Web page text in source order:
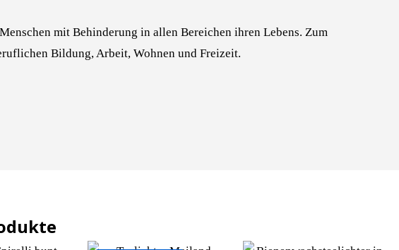
mit Behinderung in allen Bereichen ihren Lebens. Zum
Bildung, Arbeit, Wohnen und Freizeit.